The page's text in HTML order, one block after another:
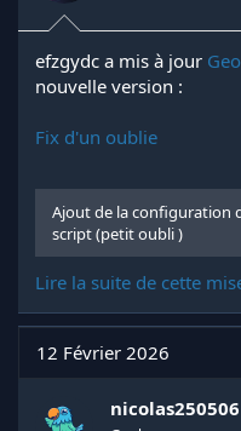
efzgydc a mis à jour
nouvelle version :
Fix d'un oublie
Ajout de la configuration
script (petit oubli )
Lire la suite de cette
12 Février 2026
nicolas250506